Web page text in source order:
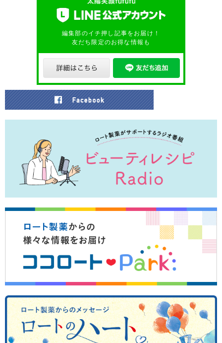
編集部のイチ押し記事をお届け！
友だち限定のお得な情報も